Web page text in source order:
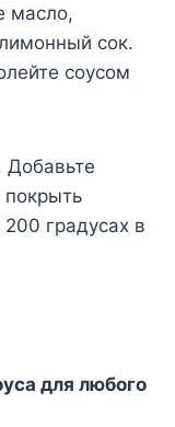
мacлo,
coк.
coycoм
200 гpaдycax в
для любoгo